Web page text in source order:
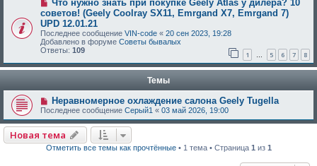
Что нужно знать при покупке Geely Atlas у дилера? 10
советов! (Geely Coolray SX11, Emrgand X7, Emrgand 7)
UPD 12.01.21
Последнее сообщение VIN-code « 20 сен 2023, 19:28
Добавлено в форуме Советы бывалых
Ответы: 109 1 … 5 6 7 8
Темы
Неравномерное охлаждение салона Geely Tugella
Последнее сообщение Серый1 « 03 май 2026, 19:00
Новая тема
Отметить все темы как прочтённые• 1 тема • Страница 1 из 1